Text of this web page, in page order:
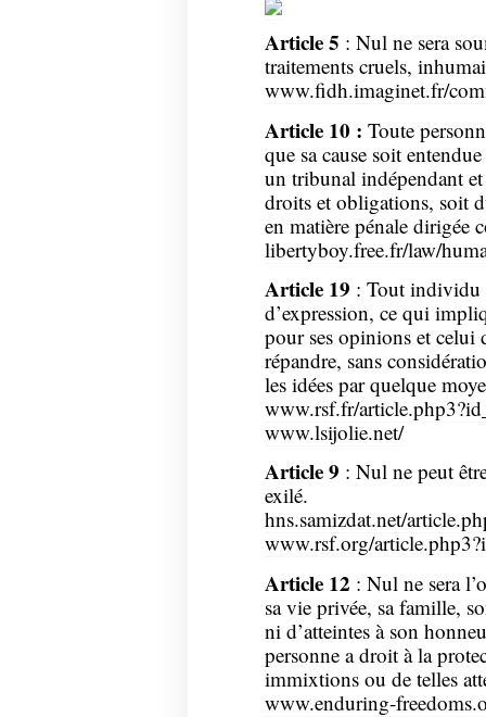
Article 5 : Nul ne sera
traitements cruels,
www.fidh.imaginet.fr/
Article 10 : Toute
que sa cause soit
un tribunal indépendant
droits et obligations, soit
en matière pénale dirigée
libertyboy.free.fr/law/
Article 19 : Tout individu
d’expression, ce qui
pour ses opinions et celui
répandre, sans
les idées par quelque
www.rsf.fr/
www.lsijolie.net/
Article 9 : Nul ne peut
exilé.
hns.samizdat.net/
www.rsf.org/
Article 12 : Nul ne sera
sa vie privée, sa famille,
ni d’atteintes à son
personne a droit à la
immixtions ou de telles
www.enduring-